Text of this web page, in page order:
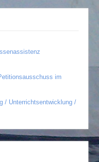
im
/ Unterrichtsentwicklung /